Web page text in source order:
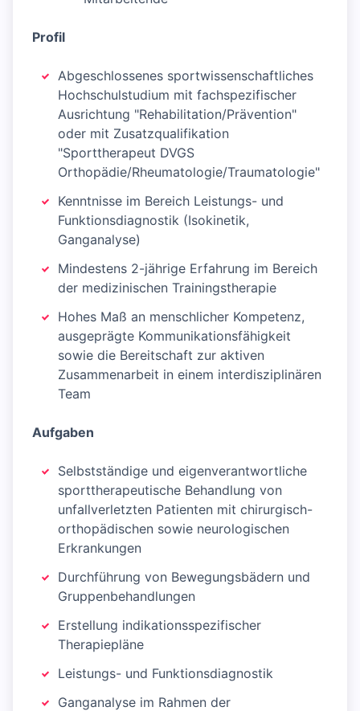
Profil
Abgeschlossenes sportwissenschaftliches
Hochschulstudium mit fachspezifischer
Ausrichtung "Rehabilitation/Prävention"
oder mit Zusatzqualifikation
"Sporttherapeut DVGS
Orthopädie/Rheumatologie/Traumatologie"
Kenntnisse im Bereich Leistungs- und
Funktionsdiagnostik (Isokinetik,
Ganganalyse)
Mindestens 2-jährige Erfahrung im Bereich
der medizinischen Trainingstherapie
Hohes Maß an menschlicher Kompetenz,
ausgeprägte Kommunikationsfähigkeit
sowie die Bereitschaft zur aktiven
Zusammenarbeit in einem interdisziplinären
Team
Aufgaben
Selbstständige und eigenverantwortliche
sporttherapeutische Behandlung von
unfallverletzten Patienten mit chirurgisch-
orthopädischen sowie neurologischen
Erkrankungen
Durchführung von Bewegungsbädern und
Gruppenbehandlungen
Erstellung indikationsspezifischer
Therapiepläne
Leistungs- und Funktionsdiagnostik
Ganganalyse im Rahmen der